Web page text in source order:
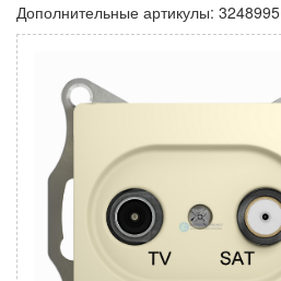
Дополнительные артикулы: 3248995